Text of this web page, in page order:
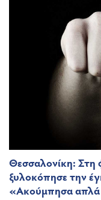
Θεσσαλονίκη: Στη
ξυλοκόπησε την
«Ακούμπησα απλά